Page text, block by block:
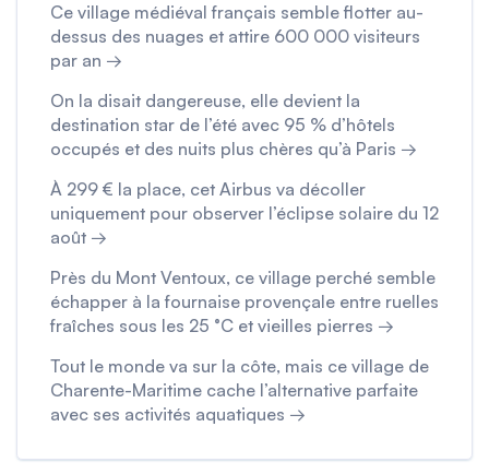
Ce village médiéval français semble flotter au-
dessus des nuages et attire 600 000 visiteurs
par an →
On la disait dangereuse, elle devient la
destination star de l’été avec 95 % d’hôtels
occupés et des nuits plus chères qu’à Paris →
À 299 € la place, cet Airbus va décoller
uniquement pour observer l’éclipse solaire du 12
août →
Près du Mont Ventoux, ce village perché semble
échapper à la fournaise provençale entre ruelles
fraîches sous les 25 °C et vieilles pierres →
Tout le monde va sur la côte, mais ce village de
Charente-Maritime cache l’alternative parfaite
avec ses activités aquatiques →